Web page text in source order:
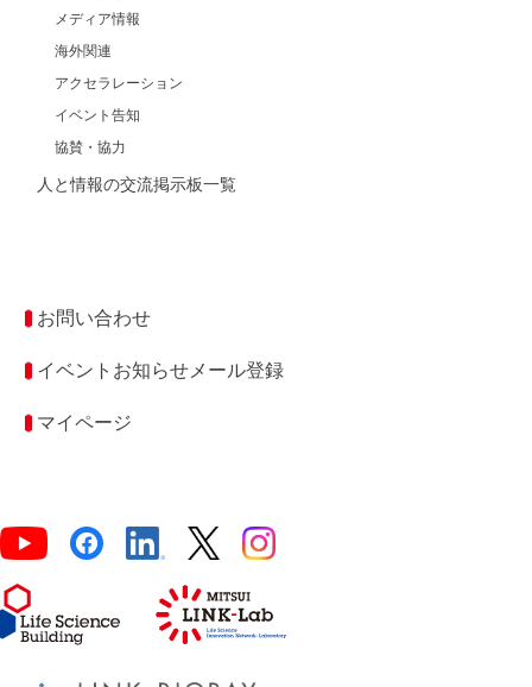
メディア情報
海外関連
アクセラレーション
イベント告知
協賛・協力
人と情報の交流掲示板一覧
お問い合わせ
イベントお知らせメール登録
マイページ